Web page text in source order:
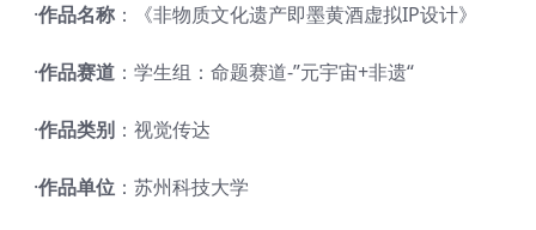
·作品名称 ：《非物质文化遗产即墨黄酒虚拟IP设计》
·作品赛道 ：学生组：命题赛道-”元宇宙+非遗“
·作品类别 ：视觉传达
·作品单位 ：苏州科技大学